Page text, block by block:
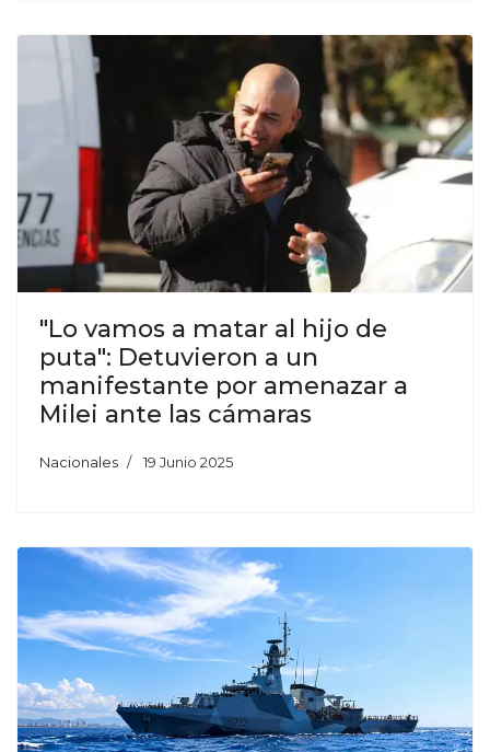
"Lo vamos a matar al hijo de
puta": Detuvieron a un
manifestante por amenazar a
Milei ante las cámaras
Nacionales 19 Junio 2025